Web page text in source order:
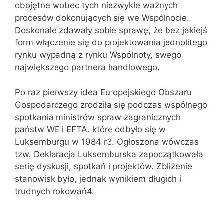
obojętne wobec tych niezwykle ważnych
procesów dokonujących się we Wspólnocie.
Doskonale zdawały sobie sprawę, że bez jakiejś
form włączenie się do projektowania jednolitego
rynku wypadną z rynku Wspólnoty, swego
największego partnera handlowego.
Po raz pierwszy idea Europejskiego Obszaru
Gospodarczego zrodziła się podczas wspólnego
spotkania ministrów spraw zagranicznych
państw WE i EFTA. które odbyło się w
Luksemburgu w 1984 r3. Ogłoszona wówczas
tzw. Deklaracja Luksemburska zapoczątkowała
serię dyskusji, spotkań i projektów. Zbliżenie
stanowisk było, jednak wynikiem długich i
trudnych rokowań4.